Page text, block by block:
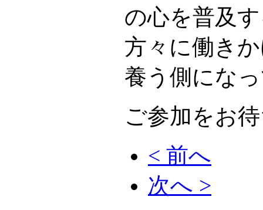
の心を普及
方々に働き
養う側にな
ご参加をお
< 前へ
次へ >